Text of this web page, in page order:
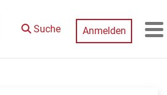
Suche Anmelden